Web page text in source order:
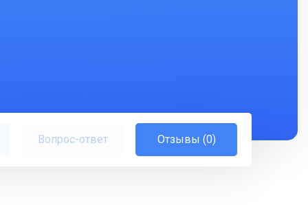
Вопрос-ответ Отзывы (0)